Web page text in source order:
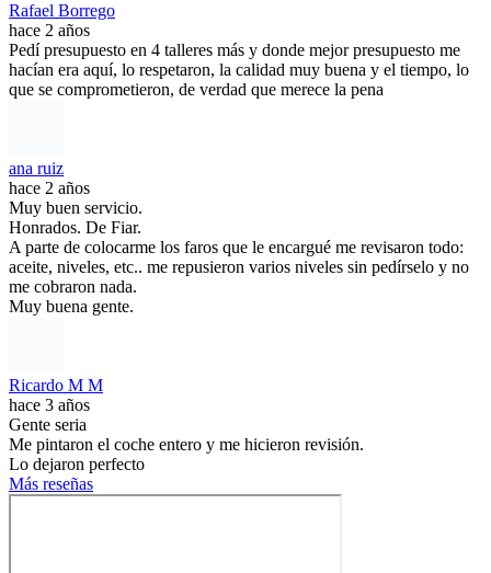
Rafael Borrego
hace 2 años
Pedí presupuesto en 4 talleres más y donde mejor presupuesto me
hacían era aquí, lo respetaron, la calidad muy buena y el tiempo, lo
que se comprometieron, de verdad que merece la pena
ana ruiz
hace 2 años
Muy buen servicio.
Honrados. De Fiar.
A parte de colocarme los faros que le encargué me revisaron todo:
aceite, niveles, etc.. me repusieron varios niveles sin pedírselo y no
me cobraron nada.
Muy buena gente.
Ricardo M M
hace 3 años
Gente seria
Me pintaron el coche entero y me hicieron revisión.
Lo dejaron perfecto
Más reseñas